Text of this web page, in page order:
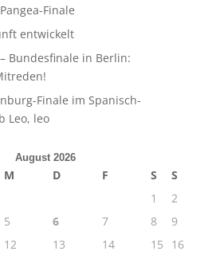
Finale
entwickelt
Bundesfinale in Berlin:
Finale im Spanisch-
Leo, leo
August 2026
M D F S
S
1
2
5 6 7 8
9
12 13 14 15
16